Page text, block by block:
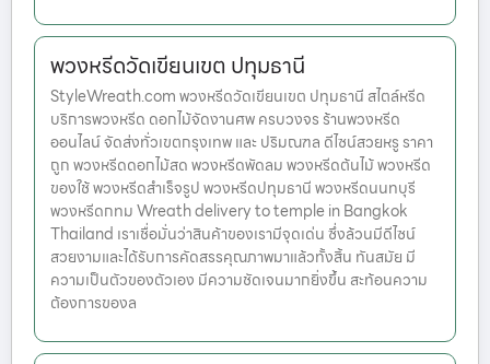
พวงหรีดวัดเขียนเขต ปทุมธานี
StyleWreath.com พวงหรีดวัดเขียนเขต ปทุมธานี สไตล์หรีด
บริการพวงหรีด ดอกไม้จัดงานศพ ครบวงจร ร้านพวงหรีด
ออนไลน์ จัดส่งทั่วเขตกรุงเทพ และ ปริมณฑล ดีไซน์สวยหรู ราคา
ถูก พวงหรีดดอกไม้สด พวงหรีดพัดลม พวงหรีดต้นไม้ พวงหรีด
ของใช้ พวงหรีดสำเร็จรูป พวงหรีดปทุมธานี พวงหรีดนนทบุรี
พวงหรีดกทม Wreath delivery to temple in Bangkok
Thailand เราเชื่อมั่นว่าสินค้าของเรามีจุดเด่น ซึ่งล้วนมีดีไซน์
สวยงามและได้รับการคัดสรรคุณภาพมาแล้วทั้งสิ้น ทันสมัย มี
ความเป็นตัวของตัวเอง มีความชัดเจนมากยิ่งขึ้น สะท้อนความ
ต้องการของล